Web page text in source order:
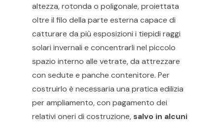
altezza, rotonda o poligonale, proiettata
oltre il filo della parte esterna capace di
catturare da più esposizioni i tiepidi raggi
solari invernali e concentrarli nel piccolo
spazio interno alle vetrate, da attrezzare
con sedute e panche contenitore. Per
costruirlo è necessaria una pratica edilizia
per ampliamento, con pagamento dei
relativi oneri di costruzione, salvo in alcuni